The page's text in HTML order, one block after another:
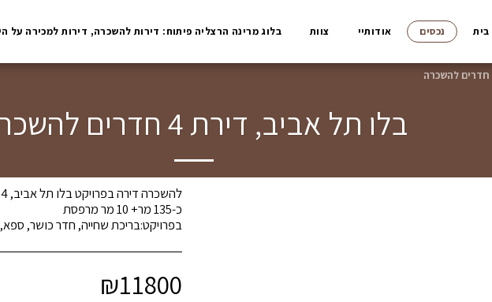
בית נכסים אודותיי צוות בלוג מרינה הרצליה פיתוח: דירות להשכרה, דירות למכירה על
בלו תל אביב, דירת 4 חדרים להשכרה
בפרויקט:בריכת שחייה, חדר כושר,
₪11800